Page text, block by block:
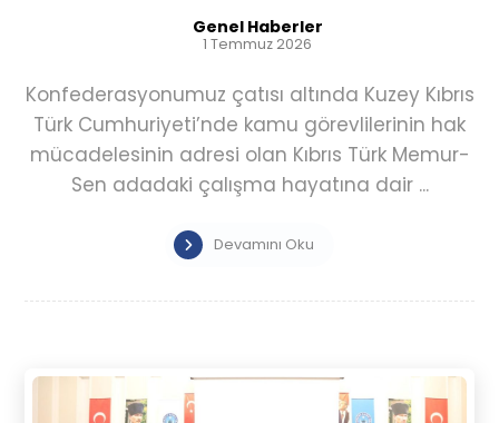
Genel Haberler
1 Temmuz 2026
Konfederasyonumuz çatısı altında Kuzey Kıbrıs
Türk Cumhuriyeti’nde kamu görevlilerinin hak
mücadelesinin adresi olan Kıbrıs Türk Memur-
Sen adadaki çalışma hayatına dair ...
Devamını Oku